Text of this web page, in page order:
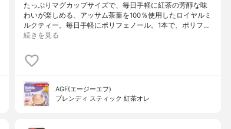
たっぷりマグカップサイズで、毎日手軽に紅茶の芳醇な味
わいが楽しめる、アッサム茶葉を100％使用したロイヤルミ
ルクティー。毎日手軽にポリフェノール。1本で、ポリフ…
続きを見る
AGF(エージーエフ)
ブレンディ スティック 紅茶オレ